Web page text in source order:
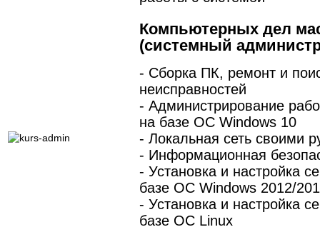
Компьютерных дел
(системный
- Сборка ПК, ремонт и
неисправностей
- Администрирование
на базе ОС Windows 10
- Локальная сеть своими
- Информационная
- Установка и настройка
базе ОС Windows 2012/
- Установка и настройка
базе ОС Linux